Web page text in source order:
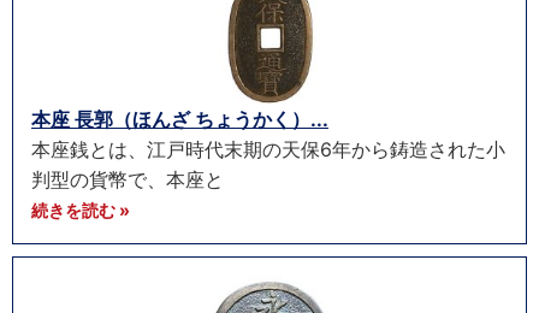
本座 長郭（ほんざ ちょうかく）...
本座銭とは、江戸時代末期の天保6年から鋳造された小
判型の貨幣で、本座と
続きを読む »